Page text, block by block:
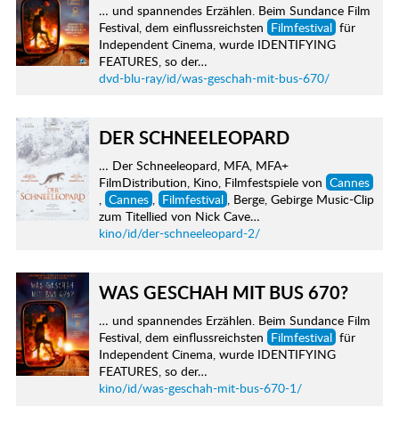
… und spannendes Erzählen. Beim Sundance Film
Festival, dem einflussreichsten Filmfestival für
Independent Cinema, wurde IDENTIFYING
FEATURES, so der…
dvd-blu-ray/id/was-geschah-mit-bus-670/
DER SCHNEELEOPARD
… Der Schneeleopard, MFA, MFA+
FilmDistribution, Kino, Filmfestspiele von Cannes
, Cannes , Filmfestival , Berge, Gebirge Music-Clip
zum Titellied von Nick Cave…
kino/id/der-schneeleopard-2/
WAS GESCHAH MIT BUS 670?
… und spannendes Erzählen. Beim Sundance Film
Festival, dem einflussreichsten Filmfestival für
Independent Cinema, wurde IDENTIFYING
FEATURES, so der…
kino/id/was-geschah-mit-bus-670-1/